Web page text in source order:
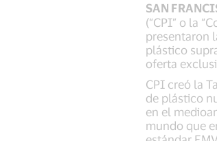
SAN
(“CPI” o la
presentaron
plástico
oferta
CPI creó la
de plástico
en el
mundo que